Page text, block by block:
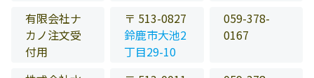
有限会社ナ
カノ注文受
付用
〒 513-0827
鈴鹿市大池2
丁目29-10
059-378-
0167